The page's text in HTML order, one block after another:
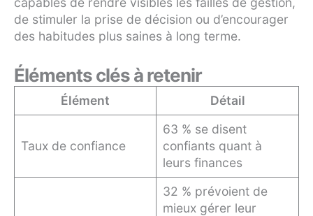
de stimuler la prise de décision ou d’encourager
des habitudes plus saines à long terme.
Éléments clés à retenir
Élément Détail
Taux de confiance
63 % se disent
confiants quant à
leurs finances
32 % prévoient de
mieux gérer leur